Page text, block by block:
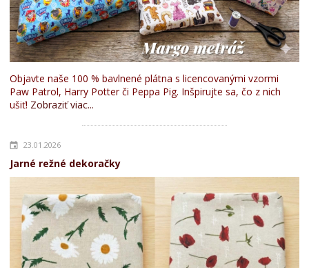
Objavte naše 100 % bavlnené plátna s licencovanými vzormi
Paw Patrol, Harry Potter či Peppa Pig. Inšpirujte sa, čo z nich
ušiť! Zobraziť viac...
23.01.2026
Jarné režné dekoračky